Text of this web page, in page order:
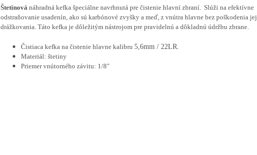
Štetinová náhradná kefka špeciálne navrhnutá pre čistenie hlavní zbraní. Slúži na efektívne
odstraňovanie usadenín, ako sú karbónové zvyšky a meď, z vnútra hlavne bez poškodenia jej
drážkovania. Táto kefka je dôležitým nástrojom pre pravidelnú a dôkladnú údržbu zbrane.
Čistiaca kefka na čistenie hlavne kalibru 5,6mm / 22LR.
Materiál: štetiny
Priemer vnútorného závitu: 1/8"